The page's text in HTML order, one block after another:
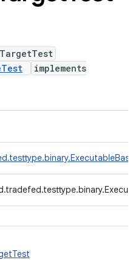
implements